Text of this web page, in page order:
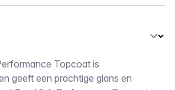
Topcoat is
geeft een prachtige glans en